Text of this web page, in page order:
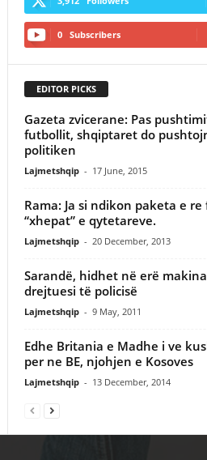
0 Subscribers
EDITOR PICKS
Gazeta zvicerane: Pas
futbollit, shqiptaret do
politiken
Lajmetshqip - 17 June, 2015
Rama: Ja si ndikon paketa e
“xhepat” e qytetareve.
Lajmetshqip - 20 December, 2013
Sarandë, hidhet në erë
drejtuesi të policisë
Lajmetshqip - 9 May, 2011
Edhe Britania e Madhe i ve
per ne BE, njohjen e Kosoves
Lajmetshqip - 13 December, 2014